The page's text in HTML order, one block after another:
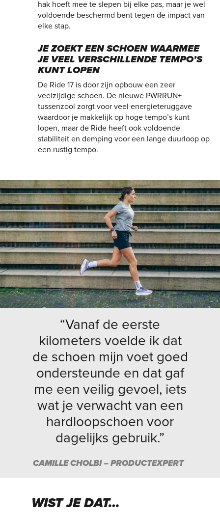
hak hoeft mee te slepen bij elke pas, maar je wel
voldoende beschermd bent tegen de impact van
elke stap.
JE ZOEKT EEN SCHOEN WAARMEE
JE VEEL VERSCHILLENDE TEMPO’S
KUNT LOPEN
De Ride 17 is door zijn opbouw een zeer
veelzijdige schoen. De nieuwe PWRRUN+
tussenzool zorgt voor veel energieteruggave
waardoor je makkelijk op hoge tempo’s kunt
lopen, maar de Ride heeft ook voldoende
stabiliteit en demping voor een lange duurloop op
een rustig tempo.
“Vanaf de eerste
kilometers voelde ik dat
de schoen mijn voet goed
ondersteunde en dat gaf
me een veilig gevoel, iets
wat je verwacht van een
hardloopschoen voor
dagelijks gebruik.”
CAMILLE CHOLBI – PRODUCTEXPERT
WIST JE DAT…